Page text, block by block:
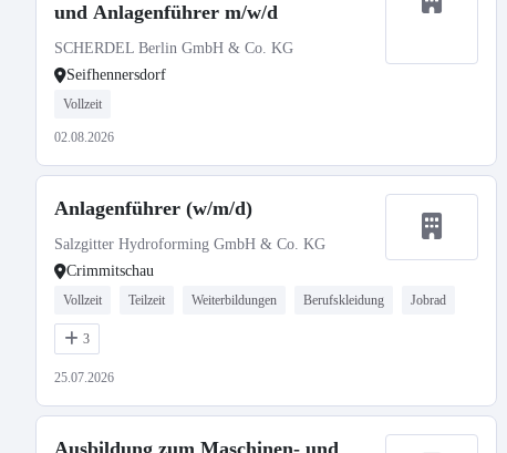
und Anlagenführer m/w/d
SCHERDEL Berlin GmbH & Co. KG
Seifhennersdorf
Vollzeit
02.08.2026
Anlagenführer (w/m/d)
Salzgitter Hydroforming GmbH & Co. KG
Crimmitschau
Vollzeit Teilzeit Weiterbildungen Berufskleidung Jobrad
3
25.07.2026
Ausbildung zum Maschinen- und